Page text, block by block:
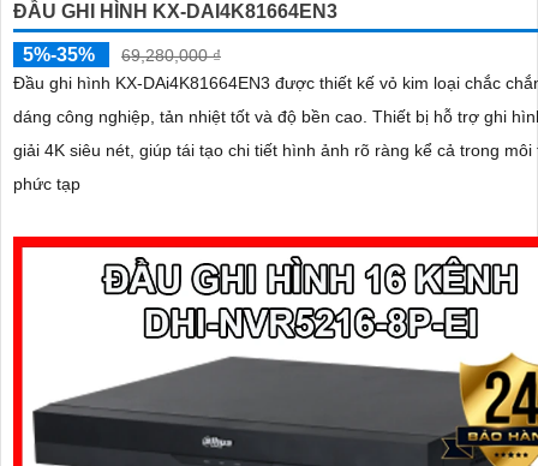
ĐẦU GHI HÌNH KX-DAI4K81664EN3
5%-35%
69,280,000 ₫
Đầu ghi hình KX-DAi4K81664EN3 được thiết kế vỏ kim loại chắc
dáng công nghiệp, tản nhiệt tốt và độ bền cao. Thiết bị hỗ trợ ghi hình độ phân
giải 4K siêu nét, giúp tái tạo chi tiết hình ảnh rõ ràng kể cả trong
phức tạp